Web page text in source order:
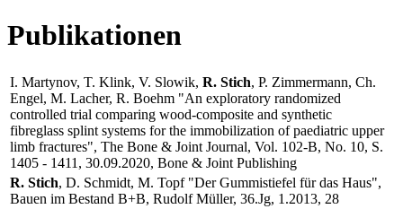
Publikationen
I. Martynov, T. Klink, V. Slowik, R. Stich, P. Zimmermann, Ch.
Engel, M. Lacher, R. Boehm "An exploratory randomized
controlled trial comparing wood-composite and synthetic
fibreglass splint systems for the immobilization of paediatric upper
limb fractures", The Bone & Joint Journal, Vol. 102-B, No. 10, S.
1405 - 1411, 30.09.2020, Bone & Joint Publishing
R. Stich, D. Schmidt, M. Topf "Der Gummistiefel für das Haus",
Bauen im Bestand B+B, Rudolf Müller, 36.Jg, 1.2013, 28